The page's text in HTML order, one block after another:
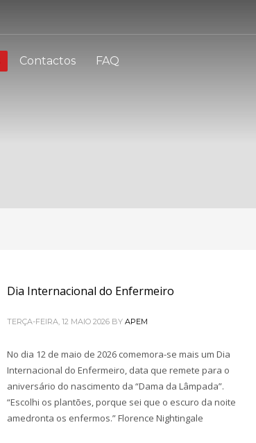
Contactos FAQ
Dia Internacional do Enfermeiro
TERÇA-FEIRA, 12 MAIO 2026 BY APEM
No dia 12 de maio de 2026 comemora-se mais um Dia
Internacional do Enfermeiro, data que remete para o
aniversário do nascimento da “Dama da Lâmpada”.
“Escolhi os plantões, porque sei que o escuro da noite
amedronta os enfermos.” Florence Nightingale